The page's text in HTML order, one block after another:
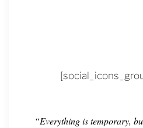
“Everything is temporary,